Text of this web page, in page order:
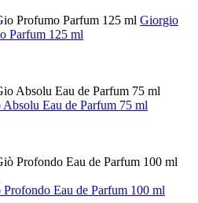
Giorgio
Parfum 125 ml
Eau de Parfum 75 ml
Eau de Parfum 100 ml